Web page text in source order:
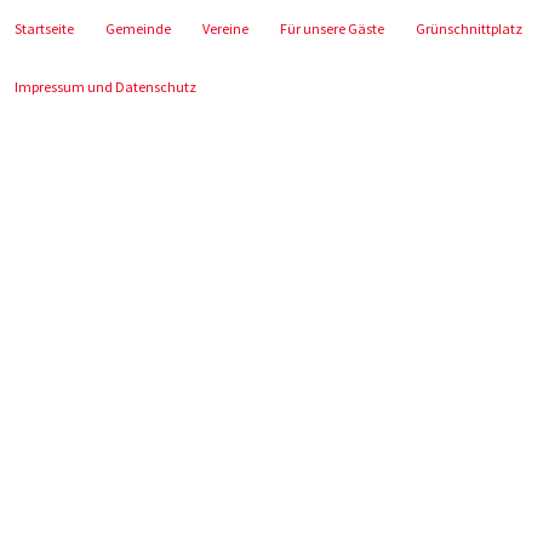
Startseite Gemeinde Vereine Für unsere Gäste Grünschnittplatz
Impressum und Datenschutz